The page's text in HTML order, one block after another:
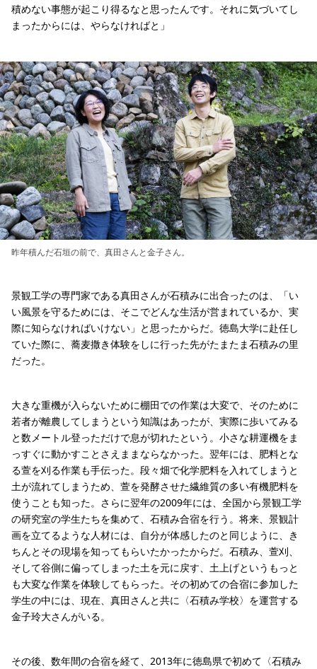
積めない事態が起こり得るなと思ったんです。それに気づいてし
まったからには、やらなければと」
昨年積んだ石垣の前で、真田さんと金子さん。
景観工学の専門家である真田さんが石積みに出合ったのは、「い
い風景を守るためには、そこでどんな生活が営まれているか、実
際に知らなければいけない」と思ったからだ。徳島大学に赴任し
ていた際に、蕎麦撒き体験をしに行った先がたまたま石積みの里
だった。
大きな重機が入らないために棚田での作業は大変で、そのために
若者が離農してしまうという知識はあったが、実際に歩いてみる
と数メートル登っただけで息が切れたという。小さな耕運機をま
っすぐに動かすことさえままならなかった。翌年には、肥料とな
る萱を刈る作業も手伝った。段々畑で化学肥料を入れてしまうと
土が流れてしまうため、萱を発酵させた繊維質の多い有機肥料を
使うことも知った。さらに翌年の2009年には、全国から景観工学
の研究室の学生たちを集めて、石積み合宿を行う。将来、景観計
画を立てるような人材には、自分が体感したのと同じように、き
ちんとその現場を知ってもらいたかったからだ。石積み、萱刈、
そして谷側に偏ってしまった土を元に戻す、土上げというもっと
も大変な作業を体験してもらった。その初めての合宿に参加した
学生の中には、現在、真田さんと共に〈石積み学校〉を運営する
金子玲大さんがいる。
その後、数年間の合宿を経て、2013年に徳島県で初めて〈石積み